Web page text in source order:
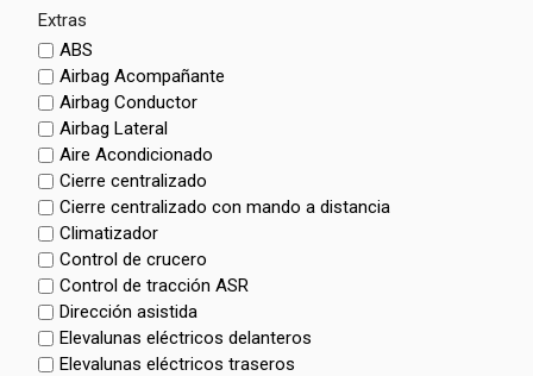
Extras
ABS
Airbag Acompañante
Airbag Conductor
Airbag Lateral
Aire Acondicionado
Cierre centralizado
Cierre centralizado con mando a distancia
Climatizador
Control de crucero
Control de tracción ASR
Dirección asistida
Elevalunas eléctricos delanteros
Elevalunas eléctricos traseros